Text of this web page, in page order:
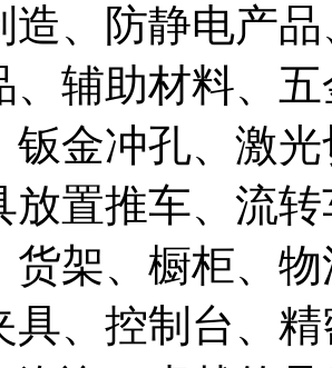
造、防静电产
、辅助材料、
钣金冲孔、激
放置推车、流
货架、橱柜、
具、控制台、